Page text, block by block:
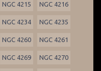
NGC 4215 NGC 4216
NGC 4234 NGC 4235
NGC 4260 NGC 4261
NGC 4269 NGC 4270